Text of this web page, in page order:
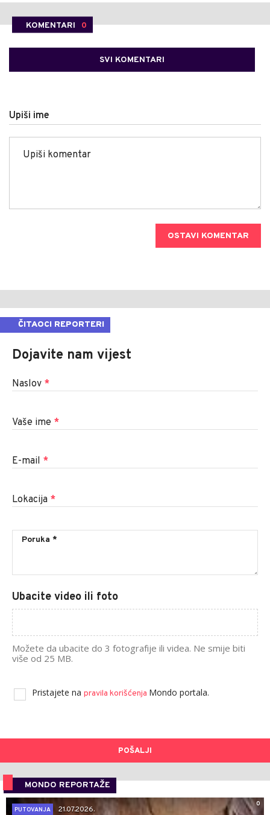
KOMENTARI 0
SVI KOMENTARI
Upiši ime
OSTAVI KOMENTAR
ČITAOCI REPORTERI
Dojavite nam vijest
Naslov *
Vaše ime *
E-mail *
Lokacija *
Ubacite video ili foto
Možete da ubacite do 3 fotografije ili videa. Ne smije biti
više od 25 MB.
Pristajete na pravila korišćenja Mondo portala.
POŠALJI
MONDO REPORTAŽE
0
PUTOVANJA
21.07.2026.